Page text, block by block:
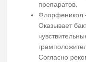
препаратов.
Флорфеникол
Оказывает
Согласно